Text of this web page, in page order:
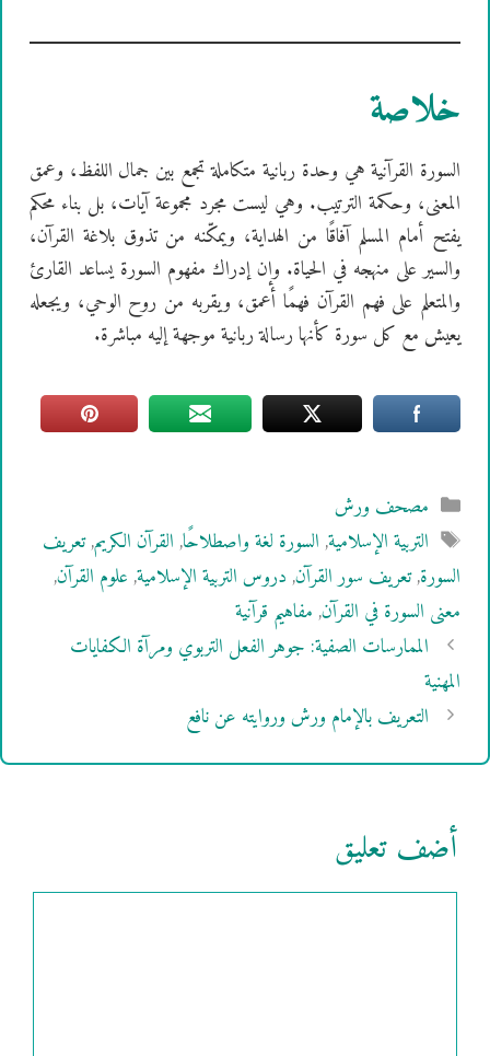
خلاصة
السورة القرآنية هي وحدة ربانية متكاملة تجمع بين جمال اللفظ، وعمق
المعنى، وحكمة الترتيب. وهي ليست مجرد مجموعة آيات، بل بناء محكم
يفتح أمام المسلم آفاقًا من الهداية، ويمكّنه من تذوق بلاغة القرآن،
والسير على منهجه في الحياة. وإن إدراك مفهوم السورة يساعد القارئ
والمتعلم على فهم القرآن فهمًا أعمق، ويقربه من روح الوحي، ويجعله
يعيش مع كل سورة كأنها رسالة ربانية موجهة إليه مباشرة.
التصنيفات
مصحف ورش
الوسوم
التربية الإسلامية,السورة لغة واصطلاحًا,القرآن الكريم,تعريف
السورة,تعريف سور القرآن,دروس التربية الإسلامية,علوم القرآن,
معنى السورة في القرآن,مفاهيم قرآنية
الممارسات الصفية: جوهر الفعل التربوي ومرآة الكفايات
المهنية
التعريف بالإمام ورش وروايته عن نافع
أضف تعليق